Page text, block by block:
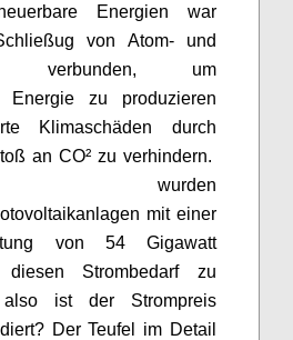
Energien war
von Atom- und
verbunden, um
Energie zu produzieren
Klimaschäden durch
an CO² zu verhindern.
mit einer
von 54 Gigawatt
diesen Strombedarf zu
also ist der Strompreis
Der Teufel im Detail